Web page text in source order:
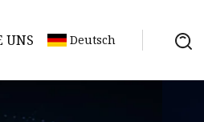
UNS Deutsch